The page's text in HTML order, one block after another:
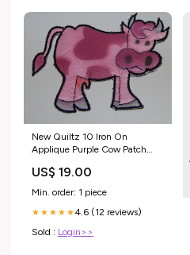
New Quiltz 10 Iron On
Applique Purple Cow Patch
US$ 19.00
Min. order: 1 piece
★★★★★4.6 (12 reviews)
Sold : Login>>